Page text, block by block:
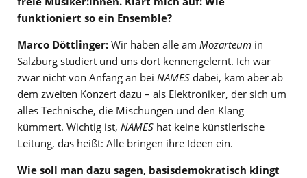
funktioniert so ein Ensemble?
Marco Döttlinger: Wir haben alle am Mozarteum in
Salzburg studiert und uns dort kennengelernt. Ich war
zwar nicht von Anfang an bei NAMES dabei, kam aber ab
dem zweiten Konzert dazu – als Elektroniker, der sich um
alles Technische, die Mischungen und den Klang
kümmert. Wichtig ist, NAMES hat keine künstlerische
Leitung, das heißt: Alle bringen ihre Ideen ein.
Wie soll man dazu sagen, basisdemokratisch klingt